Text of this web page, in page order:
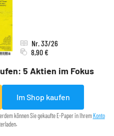
5 Aktien im Fokus
Nr. 33/26
8,90 €
Im Shop kaufen
können Sie gekaufte E-Paper in Ihrem Konto